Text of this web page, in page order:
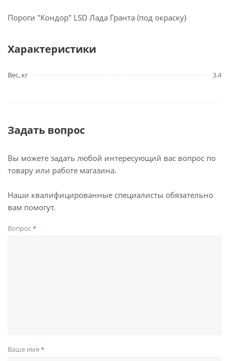
Пороги "Кондор" LSD Лада Гранта (под окраску)
Характеристики
Вес, кг 3.4
Задать вопрос
Вы можете задать любой интересующий вас вопрос по
товару или работе магазина.
Наши квалифицированные специалисты обязательно
вам помогут.
Вопрос*
Ваше имя *